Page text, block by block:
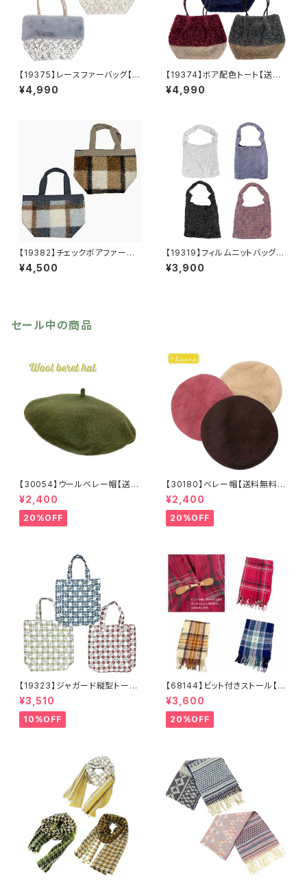
【19375】レースファーバッグ【送
料無料】秋冬バッグ 新作
¥4,990
【19374】ボア配色トート【送料
無料】秋冬バッグ 新作
¥4,990
【19382】チェックボアファート
ート【送料無料】秋冬バッグ 新
作
¥4,500
【19319】フィルムニットバッグ
【送料無料】キラキラ グリッタ
ー
¥3,900
セール中の商品
【30054】ウールベレー帽【送料
無料】帽子 カーキ グリー
ン 秋冬 フェルトベレー レト
ロ 無地 チョボ シンプル
¥2,400
20%OFF
【30180】ベレー帽【送料無料】
フレンチ ベーシック 無地
ベージュ パープル ブラウ
ン シンプル ハット 秋冬
ウールベレー バスクベレー
¥2,400
20%OFF
【19323】ジャガード縦型トート
【送料無料】トレンド トートバッ
グ ジャガードバッグ ジャガー
ド生地 花柄 グレーベージ
ュ アイボリー ライトグレー
¥3,510
10%OFF
【68144】ビット付きストール【送
料無料】チェック柄 大判ストー
ル チェックストール アイボリ
ー ベージュ レッド ネイビ
ー フリンジ マフラー ひざ
¥3,600
20%OFF